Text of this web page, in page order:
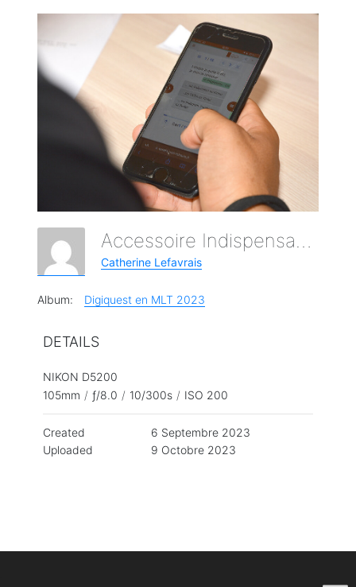
Accessoire Indispensable !
Catherine Lefavrais
Album: Digiquest en MLT 2023
DETAILS
NIKON D5200
105mm / ƒ/8.0 / 10/300s / ISO 200
Created
6 Septembre 2023
Uploaded
9 Octobre 2023